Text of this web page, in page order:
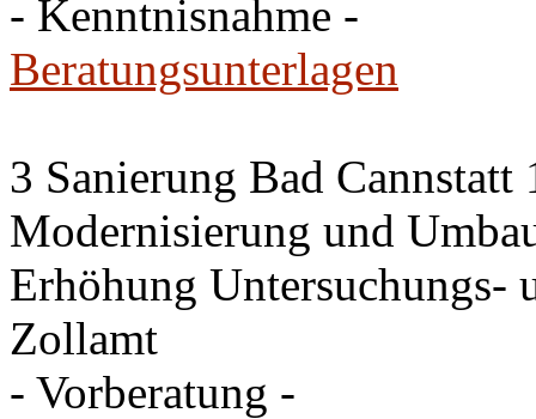
- Kenntnisnahme -
Beratungsunterlagen
3 Sanierung Bad
Modernisierung und
Erhöhung Untersuchungs-
Zollamt
- Vorberatung -